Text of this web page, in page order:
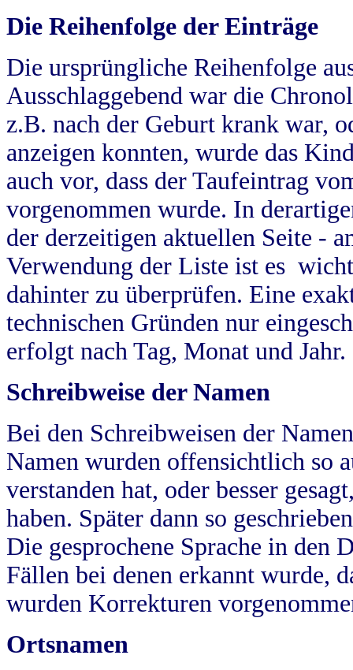
Die Reihenfolge der Einträge
Die ursprüngliche Reihenfolge
Ausschlaggebend war die
z.B. nach der Geburt krank war,
anzeigen konnten, wurde das
auch vor, dass der Taufeintrag
vorgenommen wurde. In
der derzeitigen aktuellen Seite -
Verwendung der Liste ist es
dahinter zu überprüfen. Eine
technischen Gründen nur
erfolgt nach Tag, Monat und Jahr.
Schreibweise der Namen
Bei den Schreibweisen der
Namen wurden offensichtlich so
verstanden hat, oder besser
haben. Später dann so
Die gesprochene Sprache in
Fällen bei denen erkannt wurde,
wurden Korrekturen
Ortsnamen